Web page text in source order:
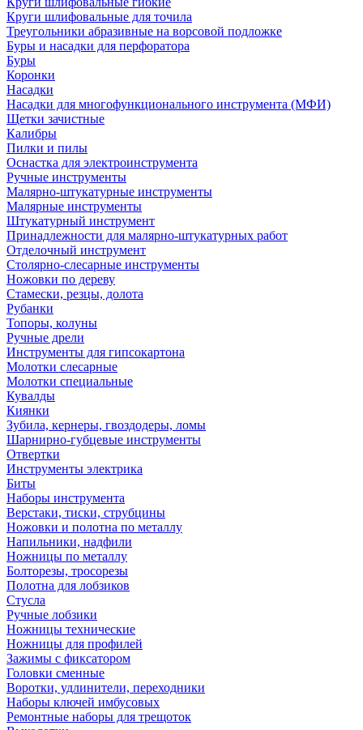
Круги шлифовальные для точила
Треугольники абразивные на ворсовой подложке
Буры и насадки для перфоратора
Буры
Коронки
Насадки
Насадки для многофункционального инструмента (МФИ)
Щетки зачистные
Калибры
Пилки и пилы
Оснастка для электроинструмента
Ручные инструменты
Малярно-штукатурные инструменты
Малярные инструменты
Штукатурный инструмент
Принадлежности для малярно-штукатурных работ
Отделочный инструмент
Столярно-слесарные инструменты
Ножовки по дереву
Стамески, резцы, долота
Рубанки
Топоры, колуны
Ручные дрели
Инструменты для гипсокартона
Молотки слесарные
Молотки специальные
Кувалды
Киянки
Зубила, кернеры, гвоздодеры, ломы
Шарнирно-губцевые инструменты
Отвертки
Инструменты электрика
Биты
Наборы инструмента
Верстаки, тиски, струбцины
Ножовки и полотна по металлу
Напильники, надфили
Ножницы по металлу
Болторезы, тросорезы
Полотна для лобзиков
Стусла
Ручные лобзики
Ножницы технические
Ножницы для профилей
Зажимы с фиксатором
Головки сменные
Воротки, удлинители, переходники
Наборы ключей имбусовых
Ремонтные наборы для трещоток